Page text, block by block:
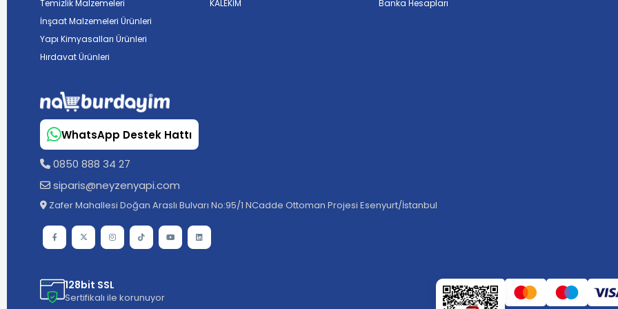
Temizlik Malzemeleri
İnşaat Malzemeleri Ürünleri
Yapı Kimyasalları Ürünleri
Hırdavat Ürünleri
KALEKİM
Banka Hesapları
WhatsApp Destek Hattı
0850 888 34 27
siparis@neyzenyapi.com
Zafer Mahallesi Doğan Araslı Bulvarı No:95/1 NCadde Ottoman Projesi Esenyurt/İstanbul
128bit SSL
Sertifikalı ile korunuyor